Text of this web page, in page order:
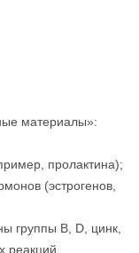
материалы»:
пролактина);
(эстрогенов,
группы B, D, цинк,
реакций.